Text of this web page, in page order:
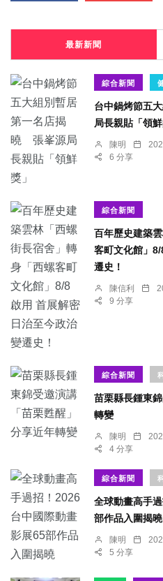
最新新聞
綜合新聞
台中鍋烤節五
局長親貼「領鮮
陳明
6 分享
綜合新聞
百年歷史建築
客町文化館」
遷史！
陳信利
9 分享
綜合新聞
苗栗縣長鍾東
轉變
陳明
4 分享
綜合新聞
全球動畫高手
部作品入圍揭曉
陳明
5 分享